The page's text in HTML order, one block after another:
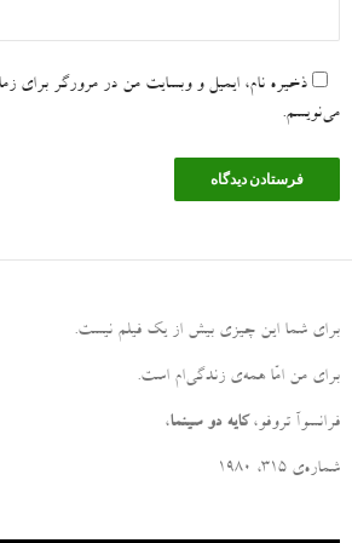
ذخیره نام، ایمیل و وبسایت من در مرورگر برای
می‌نویسم.
برای شما این چیزی بیش از یک فیلم نیست.
برای من امّا همه‌ی زندگی‌ام است.
فرانسوآ تروفو، کایه دو سینما،
شماره‌ی ۳۱۵، ۱۹۸۰